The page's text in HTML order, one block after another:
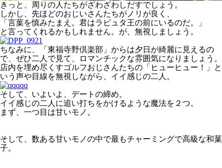
きっと、周りの人たちがざわざわしだすでしょう。
しかし、先ほどのおじいさんたちがノリが良く、
「言葉を慎みたまえ。君はラピュタ王の前にいるのだ。」
と言ってくれるかもしれません。が、無視しましょう。
ちなみに、「東福寺野倶楽部」からは夕日が綺麗に見えるの
で、ぜひ二人で見て、ロマンチックな雰囲気になりましょう。
店内を埋め尽くすゴルフおじさんたちの「ヒューヒュー！」と
いう声や目線を無視しながら、イイ感じの二人。
そして、いよいよ、デートの締め。
イイ感じの二人に追い打ちをかけるような魔法を２つ。
まず、一つ目は甘いモノ。
そして、数ある甘いモノの中で最もチャーミングで高級な和菓
子。